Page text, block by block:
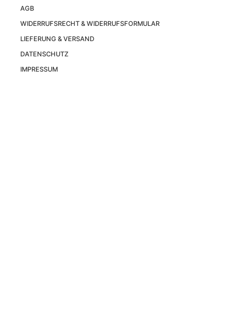
AGB
WIDERRUFSRECHT & WIDERRUFSFORMULAR
LIEFERUNG & VERSAND
DATENSCHUTZ
IMPRESSUM